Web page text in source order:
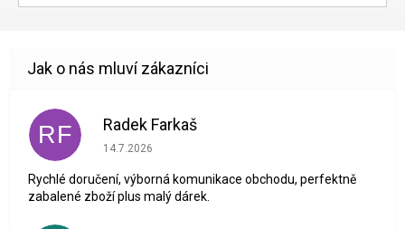
RF Radek Farkaš
Hodnocení obchodu je 5 z 5 hvězdiček.
14.7.2026
Rychlé doručení, výborná komunikace obchodu, perfektně
zabalené zboží plus malý dárek.